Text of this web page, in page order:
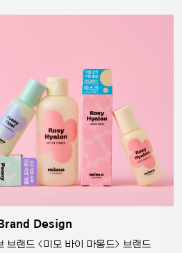
Design
브랜드 <미모 바이 마몽드> 브랜드